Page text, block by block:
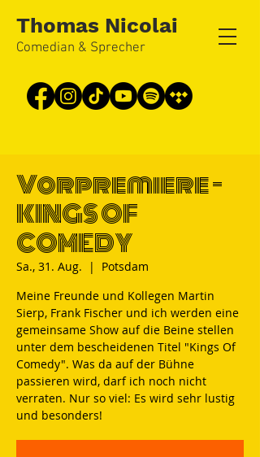
Thomas Nicolai
Comedian & Sprecher
Vorpremiere -
KINGS OF
COMEDY
Sa., 31. Aug.
  |
Potsdam
Meine Freunde und Kollegen Martin
Sierp, Frank Fischer und ich werden eine
gemeinsame Show auf die Beine stellen
unter dem bescheidenen Titel "Kings Of
Comedy". Was da auf der Bühne
passieren wird, darf ich noch nicht
verraten. Nur so viel: Es wird sehr lustig
und besonders!